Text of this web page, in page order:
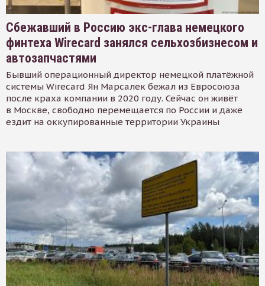
Сбежавший в Россию экс-глава немецкого
финтеха Wirecard занялся сельхозбизнесом и
автозапчастями
Бывший операционный директор немецкой платёжной
системы Wirecard Ян Марсалек бежал из Евросоюза
после краха компании в 2020 году. Сейчас он живёт
в Москве, свободно перемещается по России и даже
ездит на оккупированные территории Украины